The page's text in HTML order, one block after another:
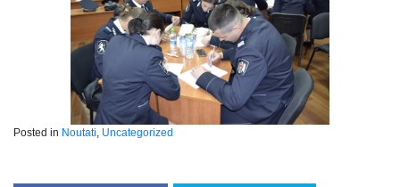
Posted in Noutati, Uncategorized